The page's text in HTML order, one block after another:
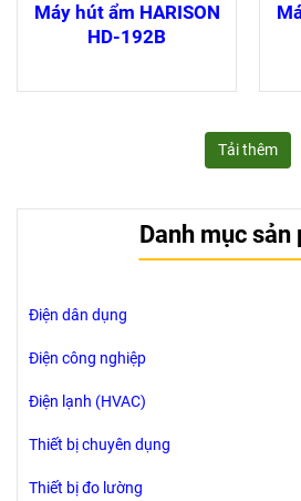
Máy hút ẩm HARISON
HD-192B
Tải thêm
Danh mục sản
Điện dân dụng
Điện công nghiệp
Điện lạnh (HVAC)
Thiết bị chuyên dụng
Thiết bị đo lường